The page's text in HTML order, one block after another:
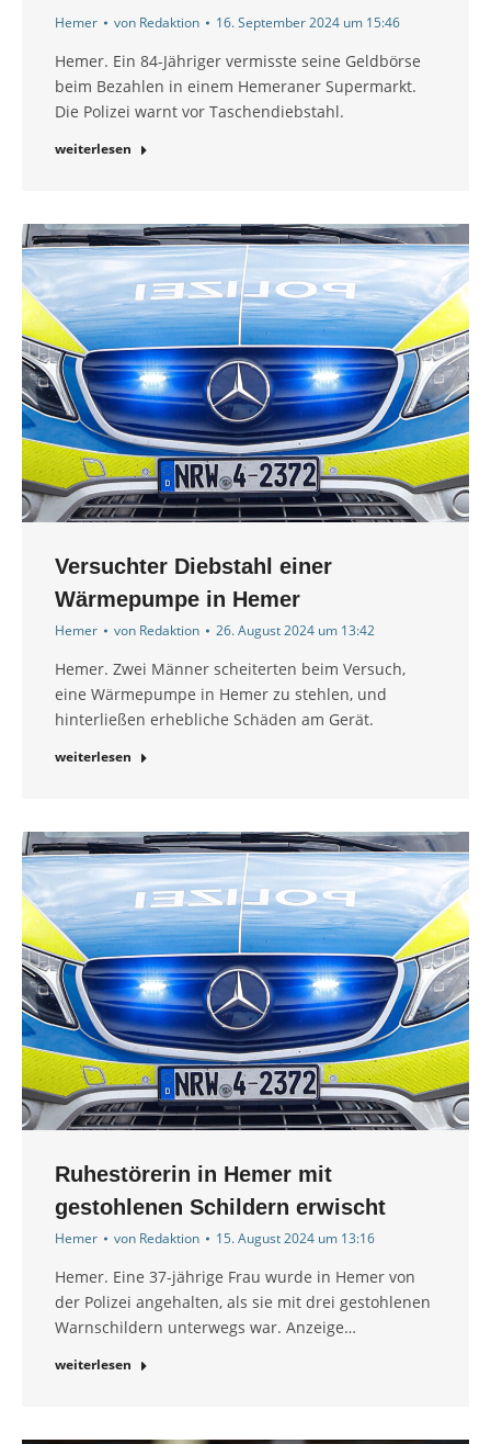
Hemer von Redaktion 16. September 2024 um 15:46
Hemer. Ein 84-Jähriger vermisste seine Geldbörse
beim Bezahlen in einem Hemeraner Supermarkt.
Die Polizei warnt vor Taschendiebstahl.
weiterlesen
Versuchter Diebstahl einer
Wärmepumpe in Hemer
Hemer von Redaktion 26. August 2024 um 13:42
Hemer. Zwei Männer scheiterten beim Versuch,
eine Wärmepumpe in Hemer zu stehlen, und
hinterließen erhebliche Schäden am Gerät.
weiterlesen
Ruhestörerin in Hemer mit
gestohlenen Schildern erwischt
Hemer von Redaktion 15. August 2024 um 13:16
Hemer. Eine 37-jährige Frau wurde in Hemer von
der Polizei angehalten, als sie mit drei gestohlenen
Warnschildern unterwegs war. Anzeige…
weiterlesen